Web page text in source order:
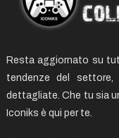
Resta aggiornato su
tendenze del settore,
dettagliate. Che tu sia
Iconiks è qui per te.